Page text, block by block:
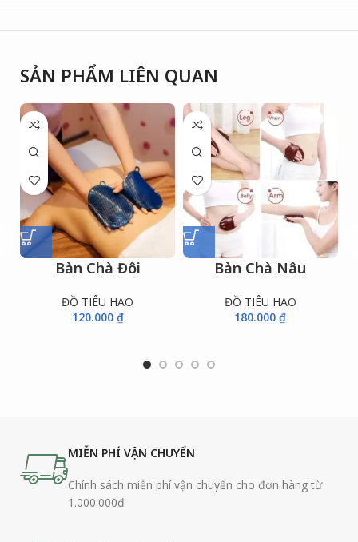
SẢN PHẨM LIÊN QUAN
Bàn Chà Đôi
ĐỒ TIÊU HAO
120.000 ₫
Bàn Chà Nâu
ĐỒ TIÊU HAO
180.000₫
MIỄN PHÍ VẬN CHUYỂN
Chính sách miễn phí vận chuyển cho đơn hàng từ
1.000.000đ